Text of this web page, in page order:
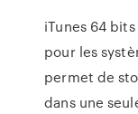
iTunes 64
pour les
permet de
dans une